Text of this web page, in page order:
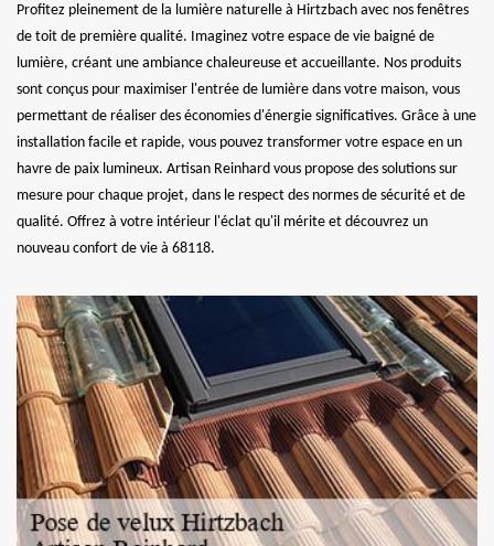
Profitez pleinement de la lumière naturelle à Hirtzbach avec nos fenêtres
de toit de première qualité. Imaginez votre espace de vie baigné de
lumière, créant une ambiance chaleureuse et accueillante. Nos produits
sont conçus pour maximiser l'entrée de lumière dans votre maison, vous
permettant de réaliser des économies d'énergie significatives. Grâce à une
installation facile et rapide, vous pouvez transformer votre espace en un
havre de paix lumineux. Artisan Reinhard vous propose des solutions sur
mesure pour chaque projet, dans le respect des normes de sécurité et de
qualité. Offrez à votre intérieur l'éclat qu'il mérite et découvrez un
nouveau confort de vie à 68118.